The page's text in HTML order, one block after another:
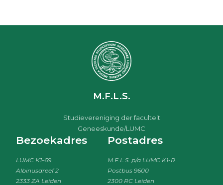
M.F.L.S.
Studievereniging der faculteit
Geneeskunde/LUMC
Bezoekadres
LUMC K1-69
Albinusdreef 2
2333 ZA Leiden
Postadres
M.F.L.S. p/a LUMC K1-R
Postbus 9600
2300 RC Leiden